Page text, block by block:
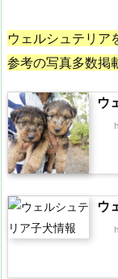
ウェルシュテリア
参考の写真多数掲
ウ
ウ